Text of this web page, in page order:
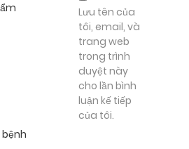
Lưu tên của
tôi, email, và
trang web
trong trình
duyệt này
cho lần bình
luận kế tiếp
của tôi.